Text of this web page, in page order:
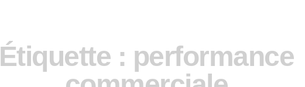
Étiquette : performance